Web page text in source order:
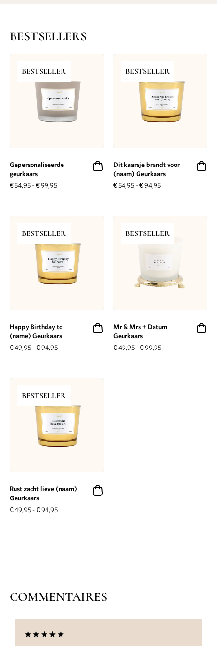
BESTSELLERS
BESTSELLER
Gepersonaliseerde
geurkaars
€54,95 -€99,95
BESTSELLER
Dit kaarsje brandt voor
(naam) Geurkaars
€54,95 -€94,95
BESTSELLER
Happy Birthday to
(name) Geurkaars
€49,95 -€94,95
BESTSELLER
Mr & Mrs + Datum
Geurkaars
€49,95 -€99,95
BESTSELLER
Rust zacht lieve (naam)
Geurkaars
€49,95 -€94,95
COMMENTAIRES